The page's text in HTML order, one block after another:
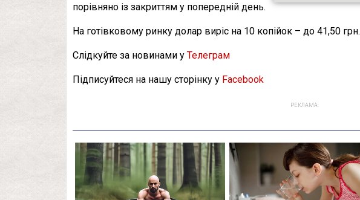
порівняно із закриттям у попередній день.
На готівковому ринку долар виріс на 10 копійок – до 41,50 грн.
Слідкуйте за новинами у Телеграм
Підписуйтеся на нашу сторінку у Facebook
РЕКЛАМА: